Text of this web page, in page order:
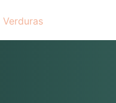
Verduras